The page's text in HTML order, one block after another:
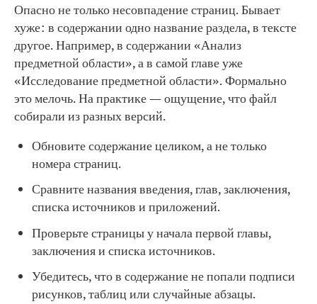
Опасно не только несовпадение страниц. Бывает
хуже: в содержании одно название раздела, в тексте
другое. Например, в содержании «Анализ
предметной области», а в самой главе уже
«Исследование предметной области». Формально
это мелочь. На практике — ощущение, что файл
собирали из разных версий.
Обновите содержание целиком, а не только
номера страниц.
Сравните названия введения, глав, заключения,
списка источников и приложений.
Проверьте страницы у начала первой главы,
заключения и списка источников.
Убедитесь, что в содержание не попали подписи
рисунков, таблиц или случайные абзацы.